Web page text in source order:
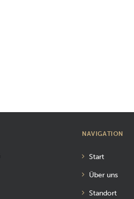
NAVIGATION
Start
Über uns
Standort